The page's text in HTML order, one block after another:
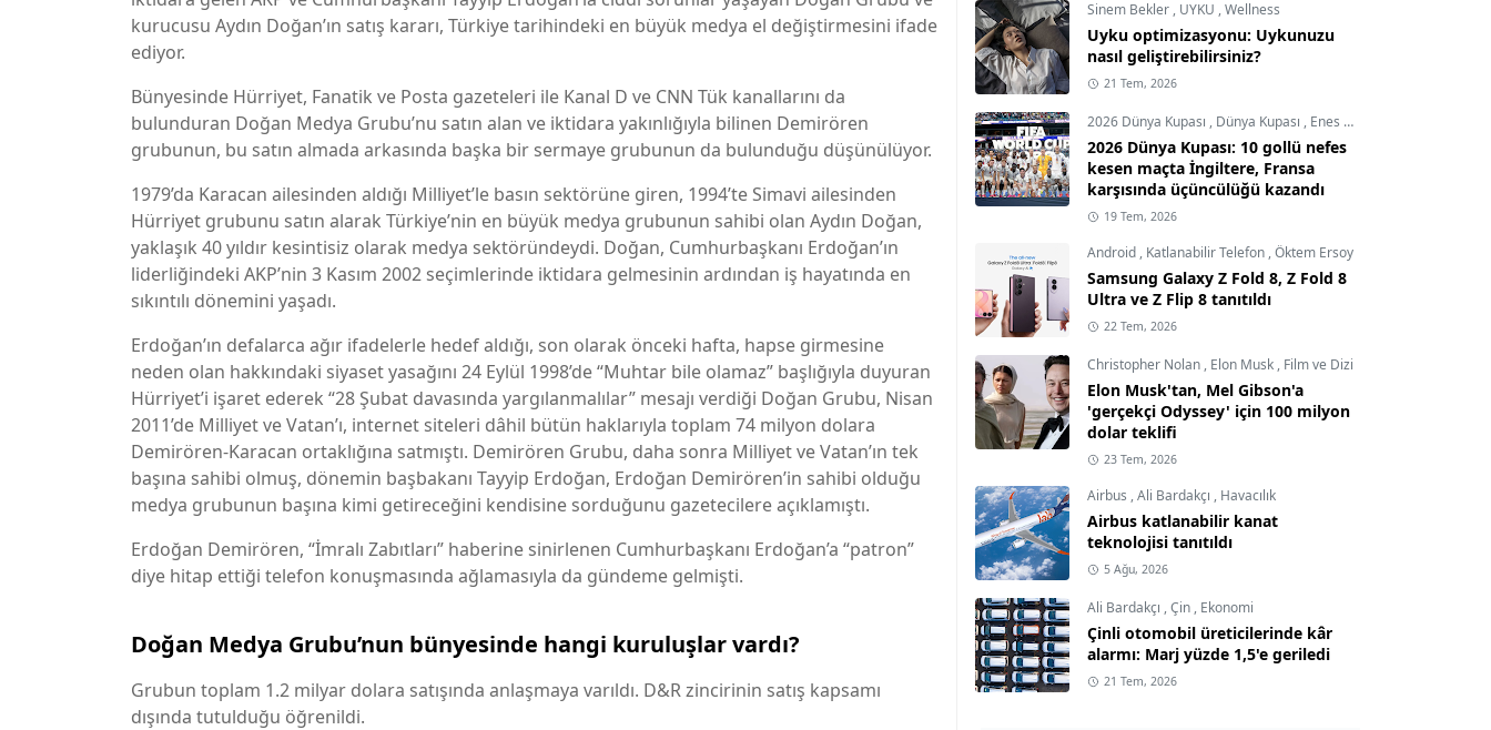
kurucusu Aydın Doğan’ın satış kararı, Türkiye tarihindeki en büyük medya el değiştirmesini ifade
ediyor.
Bünyesinde Hürriyet, Fanatik ve Posta gazeteleri ile Kanal D ve CNN Tük kanallarını da
bulunduran Doğan Medya Grubu’nu satın alan ve iktidara yakınlığıyla bilinen Demirören
grubunun, bu satın almada arkasında başka bir sermaye grubunun da bulunduğu düşünülüyor.
1979’da Karacan ailesinden aldığı Milliyet’le basın sektörüne giren, 1994’te Simavi ailesinden
Hürriyet grubunu satın alarak Türkiye’nin en büyük medya grubunun sahibi olan Aydın Doğan,
yaklaşık 40 yıldır kesintisiz olarak medya sektöründeydi. Doğan, Cumhurbaşkanı Erdoğan’ın
liderliğindeki AKP’nin 3 Kasım 2002 seçimlerinde iktidara gelmesinin ardından iş hayatında en
sıkıntılı dönemini yaşadı.
Erdoğan’ın defalarca ağır ifadelerle hedef aldığı, son olarak önceki hafta, hapse girmesine
neden olan hakkındaki siyaset yasağını 24 Eylül 1998’de “Muhtar bile olamaz” başlığıyla duyuran
Hürriyet’i işaret ederek “28 Şubat davasında yargılanmalılar” mesajı verdiği Doğan Grubu, Nisan
2011’de Milliyet ve Vatan’ı, internet siteleri dâhil bütün haklarıyla toplam 74 milyon dolara
Demirören-Karacan ortaklığına satmıştı. Demirören Grubu, daha sonra Milliyet ve Vatan’ın tek
başına sahibi olmuş, dönemin başbakanı Tayyip Erdoğan, Erdoğan Demirören’in sahibi olduğu
medya grubunun başına kimi getireceğini kendisine sorduğunu gazetecilere açıklamıştı.
Erdoğan Demirören, “İmralı Zabıtları” haberine sinirlenen Cumhurbaşkanı Erdoğan’a “patron”
diye hitap ettiği telefon konuşmasında ağlamasıyla da gündeme gelmişti.
Doğan Medya Grubu’nun bünyesinde hangi kuruluşlar vardı?
Grubun toplam 1.2 milyar dolara satışında anlaşmaya varıldı. D&R zincirinin satış kapsamı
dışında tutulduğu öğrenildi.
Sinem Bekler , UYKU ,Wellness
Uyku optimizasyonu: Uykunuzu
nasıl geliştirebilirsiniz?
21 Tem, 2026
2026 Dünya Kupası , Dünya Kupası , Enes Demircioğlu
2026 Dünya Kupası: 10 gollü nefes
kesen maçta İngiltere, Fransa
karşısında üçüncülüğü kazandı
19 Tem, 2026
Android , Katlanabilir Telefon ,Öktem Ersoy
Samsung Galaxy Z Fold 8, Z Fold 8
Ultra ve Z Flip 8 tanıtıldı
22 Tem, 2026
Christopher Nolan , Elon Musk , Film ve Dizi
Elon Musk'tan, Mel Gibson'a
'gerçekçi Odyssey' için 100 milyon
dolar teklifi
23 Tem, 2026
Airbus ,Ali Bardakçı , Havacılık
Airbus katlanabilir kanat
teknolojisi tanıtıldı
5 Ağu, 2026
Ali Bardakçı ,Çin , Ekonomi
Çinli otomobil üreticilerinde kâr
alarmı: Marj yüzde 1,5'e geriledi
21 Tem, 2026